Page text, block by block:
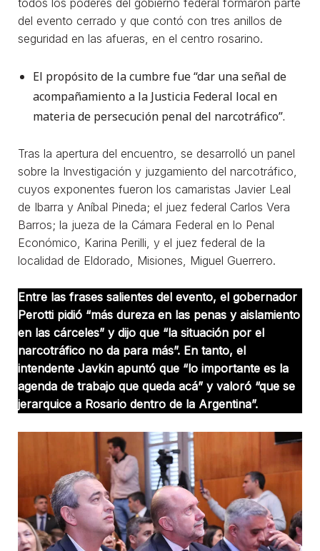
todos los poderes del gobierno federal formaron parte
del evento cerrado y que contó con tres anillos de
seguridad en las afueras, en el centro rosarino.
El propósito de la cumbre fue “dar una señal de
acompañamiento a la Justicia Federal local en
materia de persecución penal del narcotráfico”.
Tras la apertura del encuentro, se desarrolló un panel
sobre la Investigación y juzgamiento del narcotráfico,
cuyos exponentes fueron los camaristas Javier Leal
de Ibarra y Aníbal Pineda; el juez federal Carlos Vera
Barros; la jueza de la Cámara Federal en lo Penal
Económico, Karina Perilli, y el juez federal de la
localidad de Eldorado, Misiones, Miguel Guerrero.
Entre las frases salientes del evento, el gobernador
Perotti pidió “más dureza en las penas y aislamiento
en las cárceles” y dijo que “la situación por el
narcotráfico no da para más”. En tanto, el
intendente Javkin apuntó que “lo importante es la
agenda de trabajo que queda acá” y valoró “que se
jerarquice a Rosario dentro de la Argentina”.